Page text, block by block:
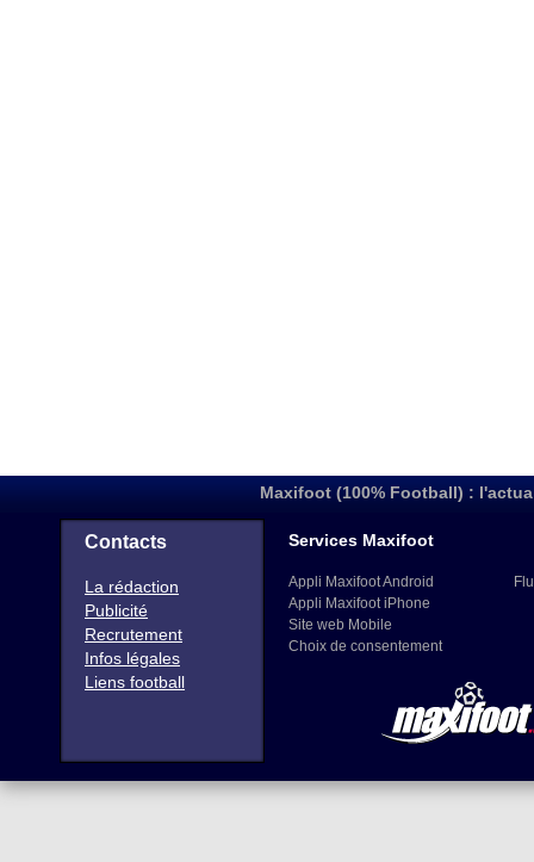
Maxifoot (100% Football) :
Contacts
La rédaction
Publicité
Recrutement
Infos légales
Liens football
Services Maxifoot
Appli Maxifoot Android
Appli Maxifoot iPhone
Site web Mobile
Choix de consentement